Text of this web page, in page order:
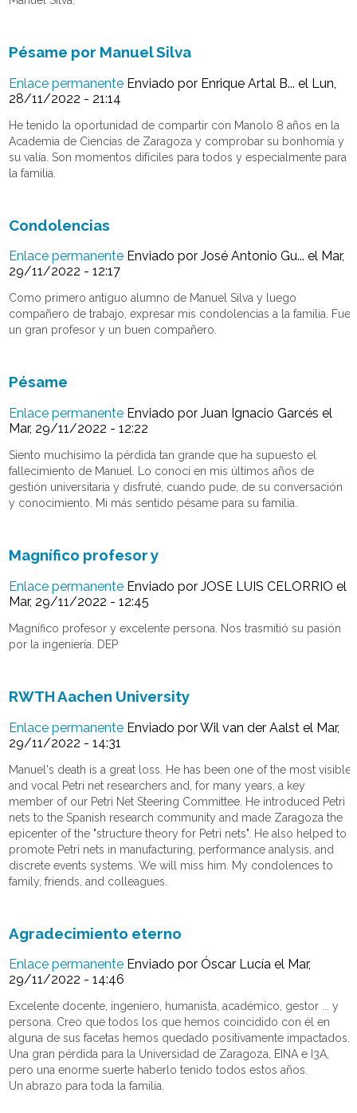
Pésame por Manuel Silva
Enlace permanente Enviado por Enrique Artal B... el Lun,
28/11/2022 - 21:14
He tenido la oportunidad de compartir con Manolo 8 años en la
Academia de Ciencias de Zaragoza y comprobar su bonhomía y
su valía. Son momentos difíciles para todos y especialmente para
la familia.
Condolencias
Enlace permanente Enviado porJosé Antonio Gu... el Mar,
29/11/2022 - 12:17
Como primero antiguo alumno de Manuel Silva y luego
compañero de trabajo, expresar mis condolencias a la familia. Fue
un gran profesor y un buen compañero.
Pésame
Enlace permanente Enviado porJuan Ignacio Garcés el
Mar, 29/11/2022 - 12:22
Siento muchísimo la pérdida tan grande que ha supuesto el
fallecimiento de Manuel. Lo conocí en mis últimos años de
gestión universitaria y disfruté, cuando pude, de su conversación
y conocimiento. Mi más sentido pésame para su familia.
Magnífico profesor y
Enlace permanente Enviado porJOSE LUIS CELORRIOel
Mar, 29/11/2022 - 12:45
Magnífico profesor y excelente persona. Nos trasmitió su pasión
por la ingeniería. DEP
RWTH Aachen University
Enlace permanente Enviado porWil van der Aalst el Mar,
29/11/2022 - 14:31
Manuel's death is a great loss. He has been one of the most visible
and vocal Petri net researchers and, for many years, a key
member of our Petri Net Steering Committee. He introduced Petri
nets to the Spanish research community and made Zaragoza the
epicenter of the "structure theory for Petri nets". He also helped to
promote Petri nets in manufacturing, performance analysis, and
discrete events systems. We will miss him. My condolences to
family, friends, and colleagues.
Agradecimiento eterno
Enlace permanente Enviado porÓscar Lucía el Mar,
29/11/2022 - 14:46
Excelente docente, ingeniero, humanista, académico, gestor ... y
persona. Creo que todos los que hemos coincidido con él en
alguna de sus facetas hemos quedado positivamente impactados.
Una gran pérdida para la Universidad de Zaragoza, EINA e I3A,
pero una enorme suerte haberlo tenido todos estos años.
Un abrazo para toda la familia.